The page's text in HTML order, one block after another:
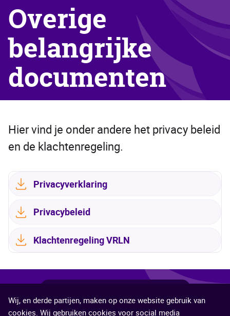
Wij, en derde partijen, maken op onze website gebruik van
cookies. Wij gebruiken cookies voor social media
Overige
belangrijke
documenten
Hier vind je onder andere het privacy beleid
en de klachtenregeling.
Privacyverklaring
Privacybeleid
Klachtenregeling VRLN
dezedezedezedezedeze
©2026 Veiligheidsregio Limburg-Noord